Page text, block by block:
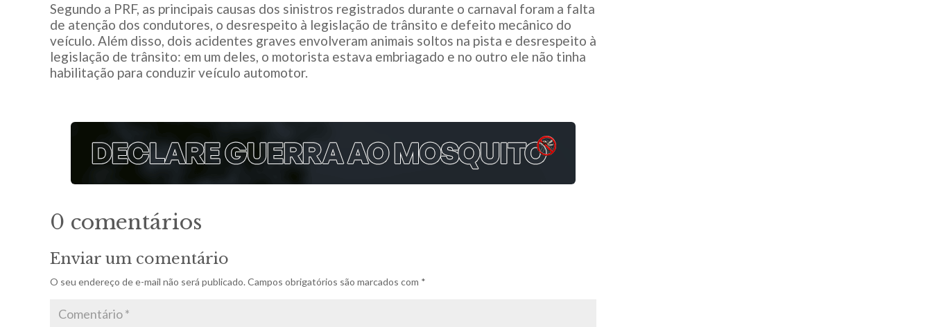
Segundo a PRF, as principais causas dos sinistros registrados durante o carnaval foram a falta
de atenção dos condutores, o desrespeito à legislação de trânsito e defeito mecânico do
veículo. Além disso, dois acidentes graves envolveram animais soltos na pista e desrespeito à
legislação de trânsito: em um deles, o motorista estava embriagado e no outro ele não tinha
habilitação para conduzir veículo automotor.
0 comentários
Enviar um comentário
O seu endereço de e-mail não será publicado. Campos obrigatórios são marcados com *